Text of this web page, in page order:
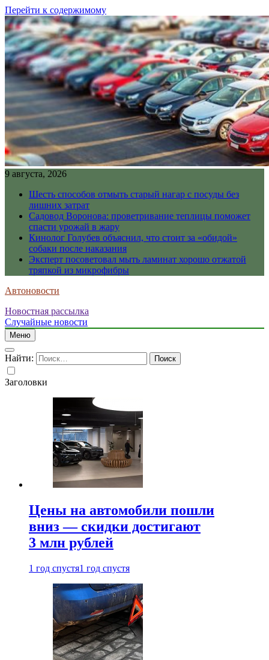
Перейти к содержимому
9 августа, 2026
Шесть способов отмыть старый нагар с посуды без
лишних затрат
Садовод Воронова: проветривание теплицы поможет
спасти урожай в жару
Кинолог Голубев объяснил, что стоит за «обидой»
собаки после наказания
Эксперт посоветовал мыть ламинат хорошо отжатой
тряпкой из микрофибры
Автоновости
Новостная рассылка
Случайные новости
Меню
Найти:
Заголовки
Цены на автомобили пошли
вниз — скидки достигают
3 млн рублей
1 год спустя1 год спустя